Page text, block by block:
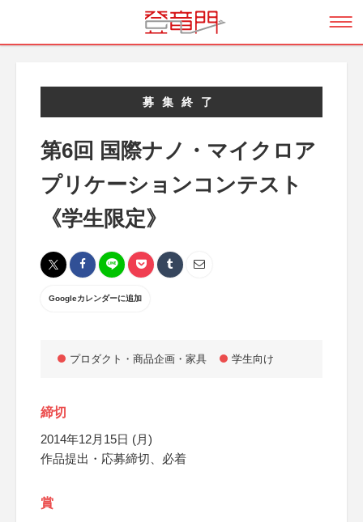
募集終了
第6回 国際ナノ・マイクロア
プリケーションコンテスト
《学生限定》
Googleカレンダーに追加
プロダクト・商品企画・家具 学生向け
締切
2014年12月15日 (月)
作品提出・応募締切、必着
賞